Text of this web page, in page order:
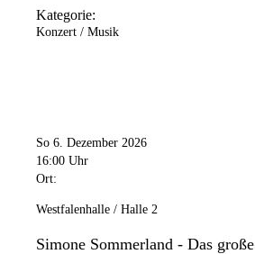
Kategorie:
Konzert / Musik
So 6. Dezember 2026
16:00 Uhr
Ort:
Westfalenhalle / Halle 2
Simone Sommerland - Das große